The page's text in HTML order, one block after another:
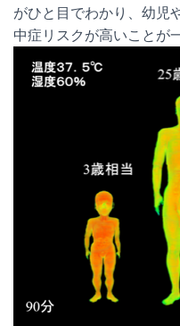
がひと目でわかり、幼児
中症リスクが高いことが